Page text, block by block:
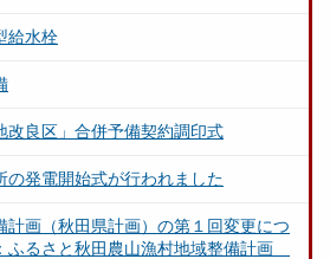
給水栓
改良区」合併予備契約調印式
の発電開始式が行われました
計画（秋田県計画）の第１回変更につ
ふるさと秋田農山漁村地域整備計画